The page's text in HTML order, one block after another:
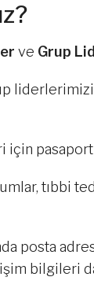
ve Grup
pasaport
tıbbi
posta
bilgileri